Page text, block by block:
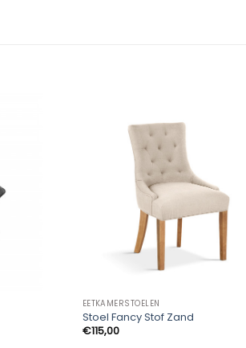
EETKAMERSTOELEN
Stoel Fancy Stof Zand
€115,00